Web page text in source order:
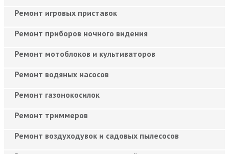
Ремонт игровых приставок
Ремонт приборов ночного видения
Ремонт мотоблоков и культиваторов
Ремонт водяных насосов
Ремонт газонокосилок
Ремонт триммеров
Ремонт воздуходувок и садовых пылесосов